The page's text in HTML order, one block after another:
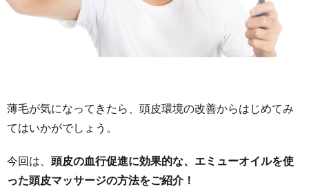
薄毛が気になってきたら、頭皮環境の改善からはじめてみ
てはいかがでしょう。
今回は、 頭皮の血行促進に効果的な、エミューオイルを使
った頭皮マッサージの方法をご紹介！